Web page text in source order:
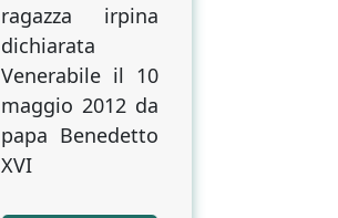
ragazza irpina
dichiarata
Venerabile il 10
maggio 2012 da
papa Benedetto
XVI